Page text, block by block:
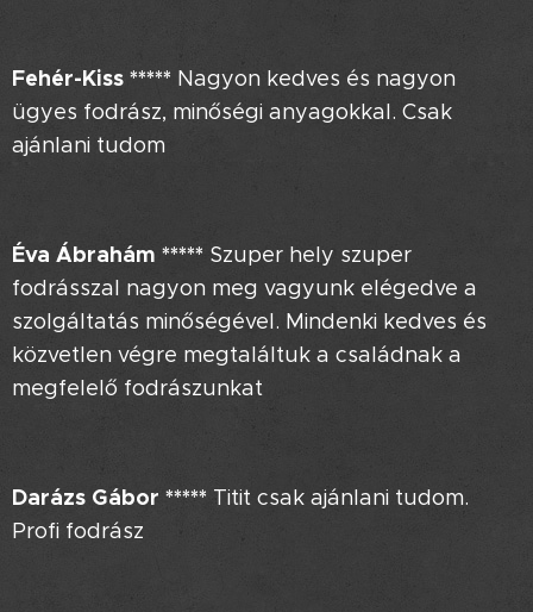
Fehér-Kiss ***** Nagyon kedves és nagyon
ügyes fodrász, minőségi anyagokkal. Csak
ajánlani tudom😀
Éva Ábrahám ***** Szuper hely szuper
fodrásszal nagyon meg vagyunk elégedve a
szolgáltatás minőségével. Mindenki kedves és
közvetlen végre megtaláltuk a családnak a
megfelelő fodrászunkat 😍
Darázs Gábor ***** Titit csak ajánlani tudom.
Profi fodrász